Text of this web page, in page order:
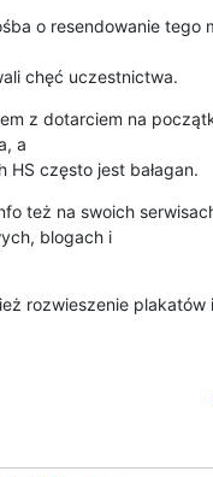
o resendowanie tego
chęć uczestnictwa.
z dotarciem na
a
HS często jest bałagan.
też na swoich
blogach i
rozwieszenie plakatów